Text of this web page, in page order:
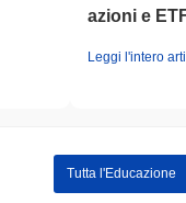
azioni e
Leggi l'intero
Tutta l'Educazione